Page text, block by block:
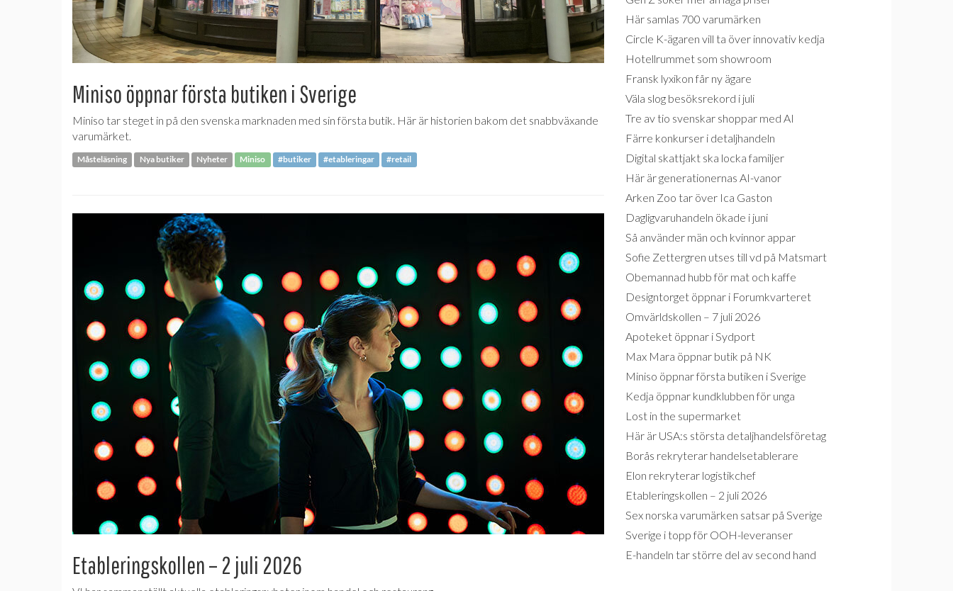
Miniso öppnar första butiken i Sverige
Miniso tar steget in på den svenska marknaden med sin första butik. Här är historien bakom det snabbväxande
varumärket.
Måsteläsning Nya butiker Nyheter Miniso #butiker #etableringar #retail
Etableringskollen – 2 juli 2026
Här samlas 700 varumärken
Circle K-ägaren vill ta över innovativ kedja
Hotellrummet som showroom
Fransk lyxikon får ny ägare
Väla slog besöksrekord i juli
Tre av tio svenskar shoppar med AI
Färre konkurser i detaljhandeln
Digital skattjakt ska locka familjer
Här är generationernas AI-vanor
Arken Zoo tar över Ica Gaston
Dagligvaruhandeln ökade i juni
Så använder män och kvinnor appar
Sofie Zettergren utses till vd på Matsmart
Obemannad hubb för mat och kaffe
Designtorget öppnar i Forumkvarteret
Omvärldskollen – 7 juli 2026
Apoteket öppnar i Sydport
Max Mara öppnar butik på NK
Miniso öppnar första butiken i Sverige
Kedja öppnar kundklubben för unga
Lost in the supermarket
Här är USA:s största detaljhandelsföretag
Borås rekryterar handelsetablerare
Elon rekryterar logistikchef
Etableringskollen – 2 juli 2026
Sex norska varumärken satsar på Sverige
Sverige i topp för OOH-leveranser
E-handeln tar större del av second hand